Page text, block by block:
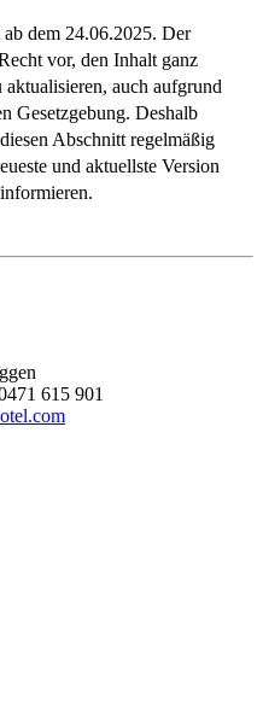
dem 24.06.2025. Der
vor, den Inhalt ganz
auch aufgrund
Gesetzgebung. Deshalb
Abschnitt regelmäßig
und aktuellste Version
615 901